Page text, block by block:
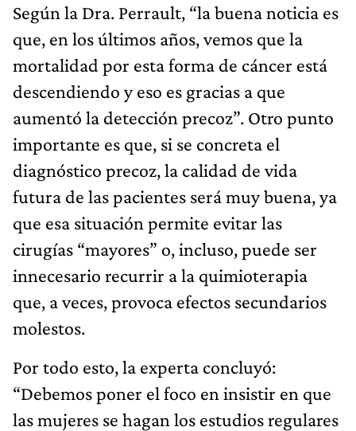
Según la Dra. Perrault, “la buena noticia es
que, en los últimos años, vemos que la
mortalidad por esta forma de cáncer está
descendiendo y eso es gracias a que
aumentó la detección precoz”. Otro punto
importante es que, si se concreta el
diagnóstico precoz, la calidad de vida
futura de las pacientes será muy buena, ya
que esa situación permite evitar las
cirugías “mayores” o, incluso, puede ser
innecesario recurrir a la quimioterapia
que, a veces, provoca efectos secundarios
molestos.
Por todo esto, la experta concluyó:
“Debemos poner el foco en insistir en que
las mujeres se hagan los estudios regulares